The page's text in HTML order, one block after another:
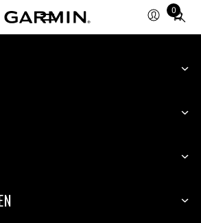
0
Total
items
cart: